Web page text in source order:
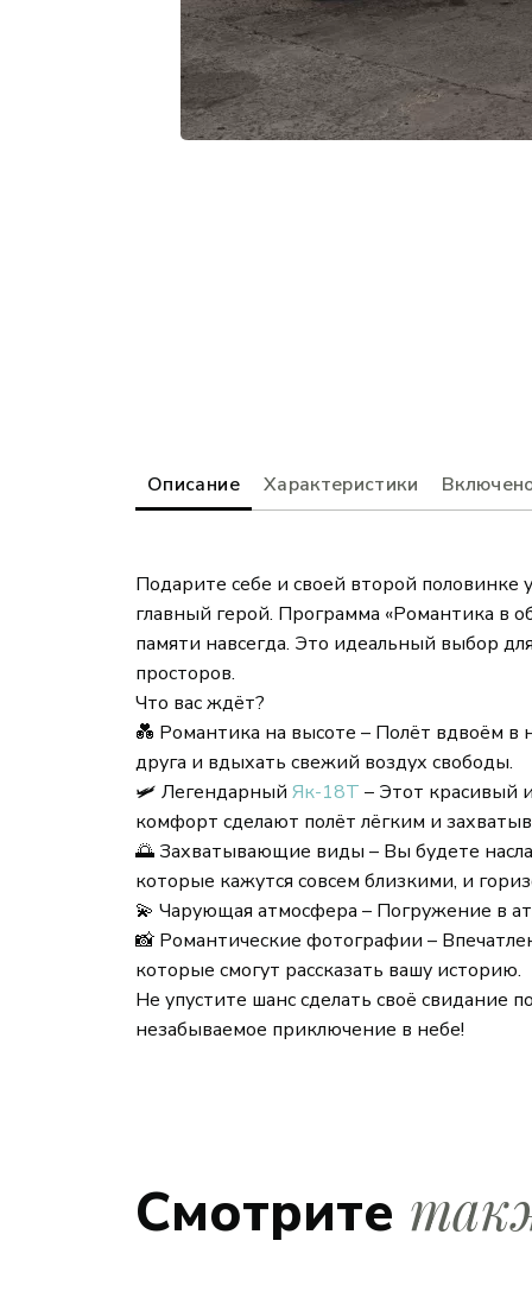
Описание Характеристики
Подарите себе и своей второй
главный герой. Программа «Романтика в
памяти навсегда. Это идеальный выбор
просторов.
Что вас ждёт?
💑 Романтика на высоте – Полёт вдвоём
друга и вдыхать свежий воздух свободы.
🛩 Легендарный Як-18Т – Этот красивый
комфорт сделают полёт лёгким и
🌅 Захватывающие виды – Вы будете
которые кажутся совсем близкими, и
💫 Чарующая атмосфера – Погружение в
📸 Романтические фотографии –
которые смогут рассказать вашу историю.
Не упустите шанс сделать своё свидание
незабываемое приключение в небе!
Смотрите